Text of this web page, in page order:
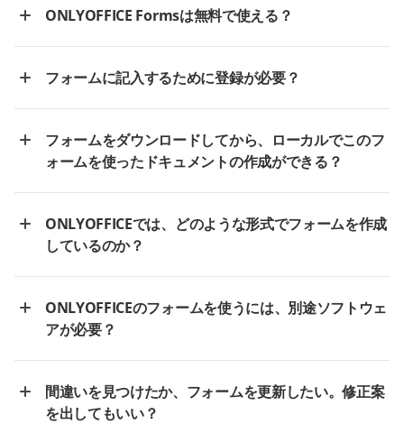
ONLYOFFICE Formsは無料で使える？
フォームに記入するために登録が必要？
フォームをダウンロードしてから、ローカルでこのフ
ォームを使ったドキュメントの作成ができる？
ONLYOFFICEでは、どのような形式でフォームを作成
しているのか？
ONLYOFFICEのフォームを使うには、別途ソフトウェ
アが必要？
間違いを見つけたか、フォームを更新したい。修正案
を出してもいい？